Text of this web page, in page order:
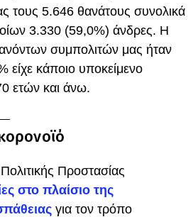
τους 5.646 θανάτους συνολικά
3.330 (59,0%) άνδρες. Η
συμπολιτών μας ήταν
είχε κάποιο υποκείμενο
ετών και άνω.
Προστασίας
στο πλαίσιο της
για τον τρόπο